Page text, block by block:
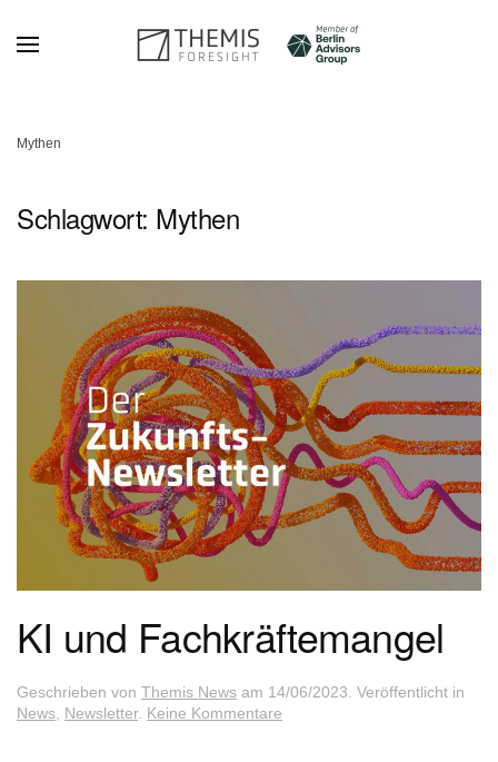
Zum Hauptinhalt springen
Mythen
Schlagwort: Mythen
KI und Fachkräftemangel
Geschrieben von Themis News am 14/06/2023 . Veröffentlicht in
News Newsletter. Keine Kommentare